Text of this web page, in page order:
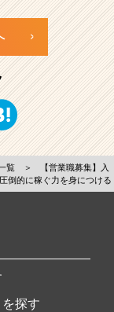
覧 ＞
【営業職募集】入
倒的に稼ぐ力を身につける
探す